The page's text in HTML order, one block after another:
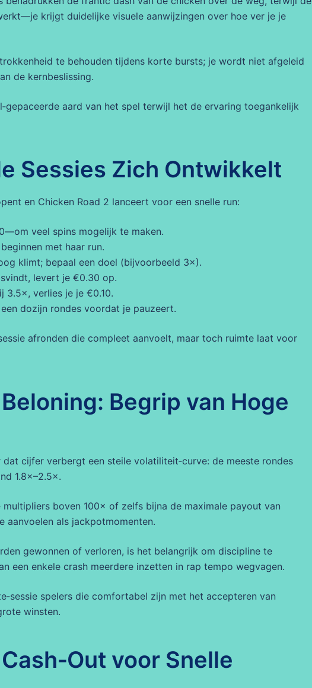
krijgt duidelijke visuele aanwijzingen over hoe ver je je
te behouden tijdens korte bursts; je wordt niet afgeleid
de kernbeslissing.
aard van het spel terwijl het de ervaring toegankelijk
Sessies Zich Ontwikkelt
en Chicken Road 2 lanceert voor een snelle run:
veel spins mogelijk te maken.
met haar run.
klimt; bepaal een doel (bijvoorbeeld 3×).
levert je €0.30 op.
3.5×, verlies je je €0.10.
dozijn rondes voordat je pauzeert.
afronden die compleet aanvoelt, maar toch ruimte laat voor
Begrip van Hoge
cijfer verbergt een steile volatiliteit‑curve: de meeste rondes
1.8×–2.5×.
boven 100× of zelfs bijna de maximale payout van
aanvoelen als jackpotmomenten.
gewonnen of verloren, is het belangrijk om discipline te
een enkele crash meerdere inzetten in rap tempo wegvagen.
spelers die comfortabel zijn met het accepteren van
winsten.
voor Snelle